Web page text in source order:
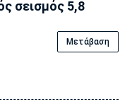
σεισμός 5,8
Μετάβαση